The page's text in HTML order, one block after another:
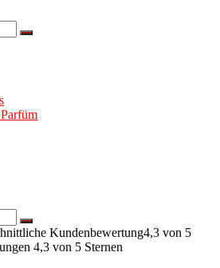
Kundenbewertung4,3 von 5
4,3 von 5 Sternen